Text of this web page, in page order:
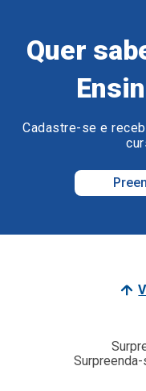
Quer
Cadastre-se e